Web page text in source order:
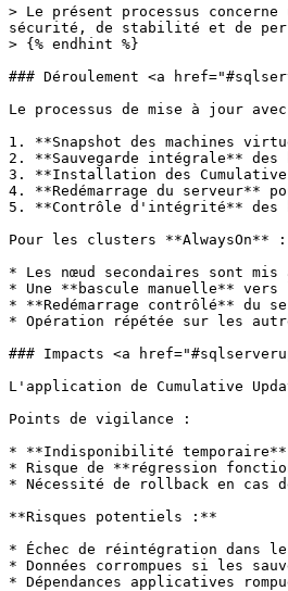
> Le présent processus
sécurité, de stabilité et de
> {% endhint %}
### Déroulement <a
Le processus de mise à jour
1. **Snapshot des machines
2. **Sauvegarde intégrale**
3. **Installation des
4. **Redémarrage du serveur**
5. **Contrôle d'intégrité** des
Pour les clusters **AlwaysOn** :
* Les nœud secondaires sont
* Une **bascule manuelle**
* **Redémarrage contrôlé** du
* Opération répétée sur les
### Impacts <a
L'application de Cumulative
Points de vigilance :
* **Indisponibilité temporaire**
* Risque de **régression
* Nécessité de rollback en cas
**Risques potentiels :**
* Échec de réintégration dans le
* Données corrompues si les
* Dépendances applicatives